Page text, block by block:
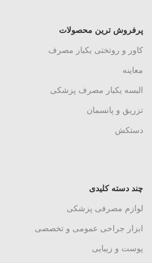
پرفروش ترین محصولات
کاور و روتختی یکبار مصرف
معاینه
البسه یکبار مصرف پزشکی
تزریق و پانسمان
دستکش
چند دسته کلیدی
لوازم مصرفی پزشکی
ابزار جراحی عمومی و تخصصی
پوست و زیبایی